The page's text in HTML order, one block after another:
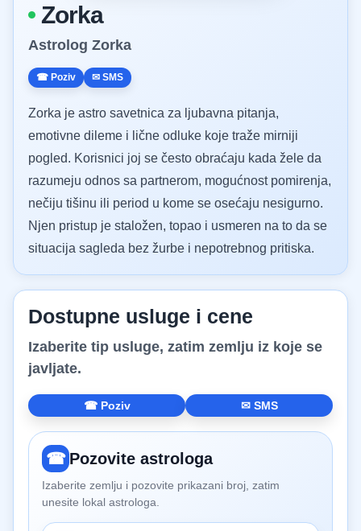
Zorka
Astrolog Zorka
☎ Poziv ✉ SMS
Zorka je astro savetnica za ljubavna pitanja,
emotivne dileme i lične odluke koje traže mirniji
pogled. Korisnici joj se često obraćaju kada žele da
razumeju odnos sa partnerom, mogućnost pomirenja,
nečiju tišinu ili period u kome se osećaju nesigurno.
Njen pristup je staložen, topao i usmeren na to da se
situacija sagleda bez žurbe i nepotrebnog pritiska.
Dostupne usluge i cene
Izaberite tip usluge, zatim zemlju iz koje se
javljate.
☎ Poziv ✉ SMS
☎ Pozovite astrologa
Izaberite zemlju i pozovite prikazani broj, zatim
unesite lokal astrologa.